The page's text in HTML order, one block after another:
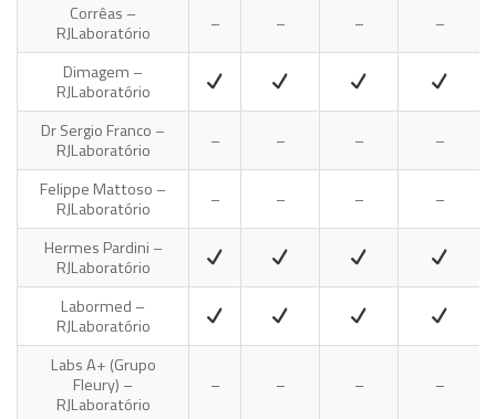
Corrêas –
RJLaboratório – – –
–
Dimagem –
RJLaboratório
Dr Sergio Franco –
RJLaboratório – – –
–
Felippe Mattoso –
RJLaboratório – – –
–
Hermes Pardini –
RJLaboratório
Labormed –
RJLaboratório
Labs A+ (Grupo
Fleury) –
RJLaboratório
– – – –